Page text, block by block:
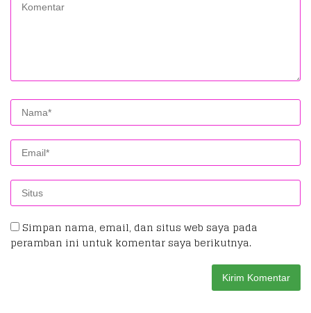
Simpan nama, email, dan situs web saya pada
peramban ini untuk komentar saya berikutnya.